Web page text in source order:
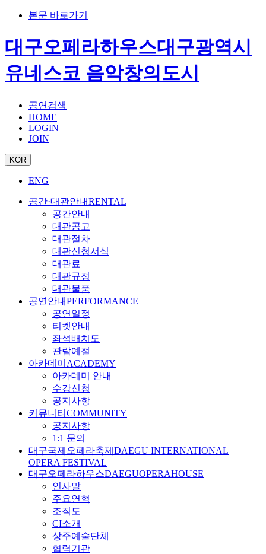
본문 바로가기
대구오페라하우스대구광역시
유네스코 음악창의도시
공연검색
HOME
LOGIN
JOIN
KOR
ENG
공간·대관안내RENTAL
공간안내
대관공고
대관절차
대관신청서식
대관료
대관규정
대관물품
공연안내PERFORMANCE
공연일정
티켓안내
좌석배치도
관람예절
아카데미 ACADEMY
아카데미 안내
수강신청
공지사항
커뮤니티 COMMUNITY
공지사항
1:1 문의
대구국제오페라축제 DAEGU INTERNATIONAL
OPERA FESTIVAL
대구오페라하우스DAEGUOPERAHOUSE
인사말
주요연혁
조직도
CI소개
상주예술단체
협력기관